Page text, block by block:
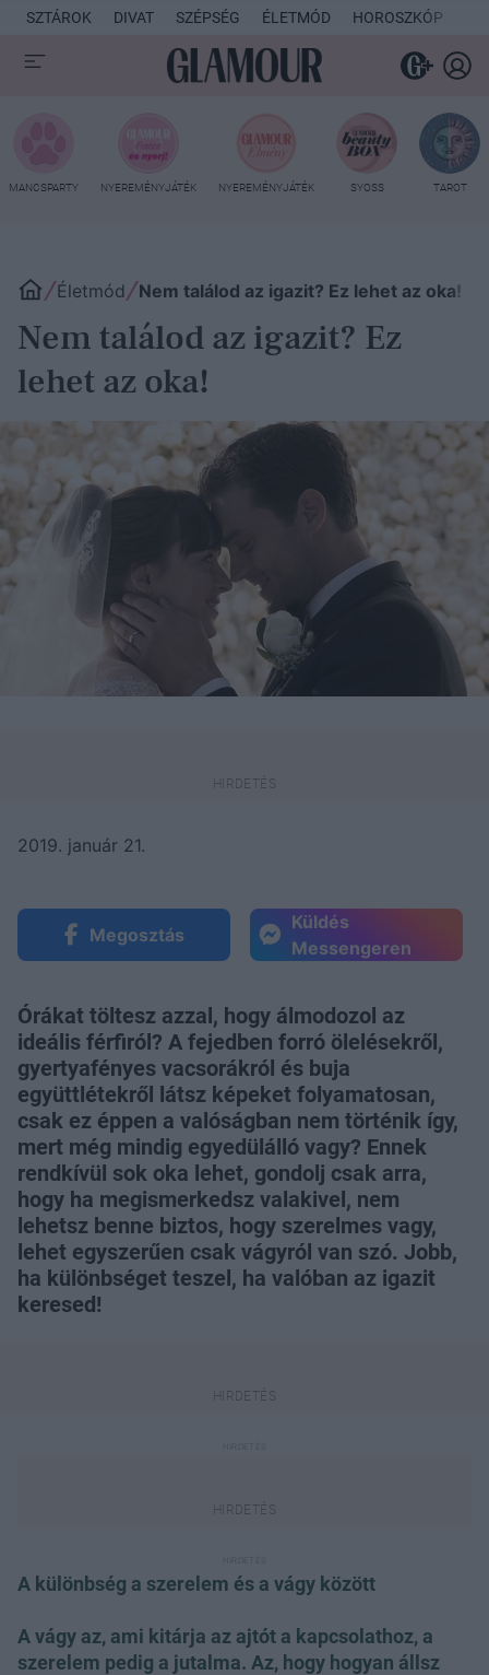
SZTÁROK DIVAT SZÉPSÉG ÉLETMÓD HOROSZKÓP
MANCSPARTY NYEREMÉNYJÁTÉK NYEREMÉNYJÁTÉK SYOSS TAROT
Életmód Nem találod az igazit? Ez lehet az oka!
Nem találod az igazit? Ez
lehet az oka!
2019. január 21.
Megosztás
Küldés
Messengeren
Órákat töltesz azzal, hogy álmodozol az
ideális férfiról? A fejedben forró ölelésekről,
gyertyafényes vacsorákról és buja
együttlétekről látsz képeket folyamatosan,
csak ez éppen a valóságban nem történik így,
mert még mindig egyedülálló vagy? Ennek
rendkívül sok oka lehet, gondolj csak arra,
hogy ha megismerkedsz valakivel, nem
lehetsz benne biztos, hogy szerelmes vagy,
lehet egyszerűen csak vágyról van szó. Jobb,
ha különbséget teszel, ha valóban az igazit
keresed!
A különbség a szerelem és a vágy között
A vágy az, ami kitárja az ajtót a kapcsolathoz, a
szerelem pedig a jutalma. Az, hogy hogyan állsz